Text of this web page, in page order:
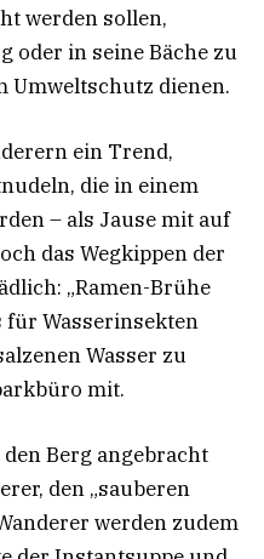
werden sollen,
oder in seine Bäche zu
Umweltschutz dienen.
ein Trend,
die in einem
– als Jause mit auf
das Wegkippen der
„Ramen-Brühe
für Wasserinsekten
Wasser zu
mit.
Berg angebracht
den „sauberen
werden zudem